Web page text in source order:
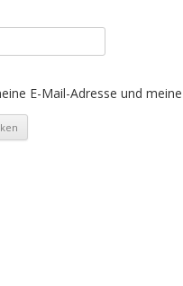
E-Mail-Adresse und